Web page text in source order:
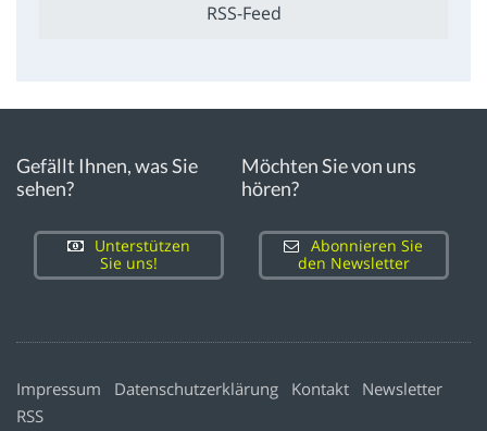
RSS-Feed
Gefällt Ihnen, was Sie
sehen?
Unterstützen
Sie uns!
Möchten Sie von uns
hören?
Abonnieren Sie
den Newsletter
Impressum Datenschutzerklärung Kontakt
Newsletter
RSS